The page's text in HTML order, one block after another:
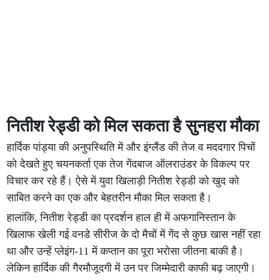
नितीश रेड्डी को मिल सकता है सुनहरा मौका
हार्दिक पांड्या की अनुपस्थिति में और इंग्लैंड की तेज व मददगार पिचों
को देखते हुए चयनकर्ता एक तेज गेंदबाज ऑलराउंडर के विकल्प पर
विचार कर रहे हैं। ऐसे में युवा खिलाड़ी नितीश रेड्डी को खुद को
साबित करने का एक और बेहतरीन मौका मिल सकता है।
हालांकि, नितीश रेड्डी का प्रदर्शन हाल ही में अफगानिस्तान के
खिलाफ खेली गई वनडे सीरीज के दो मैचों में गेंद से कुछ खास नहीं रहा
था और उन्हें प्लेइंग-11 में कप्तान का पूरा भरोसा जीतना बाकी है।
लेकिन हार्दिक की गैरमौजूदगी में उन पर जिम्मेदारी काफी बढ़ जाएगी।